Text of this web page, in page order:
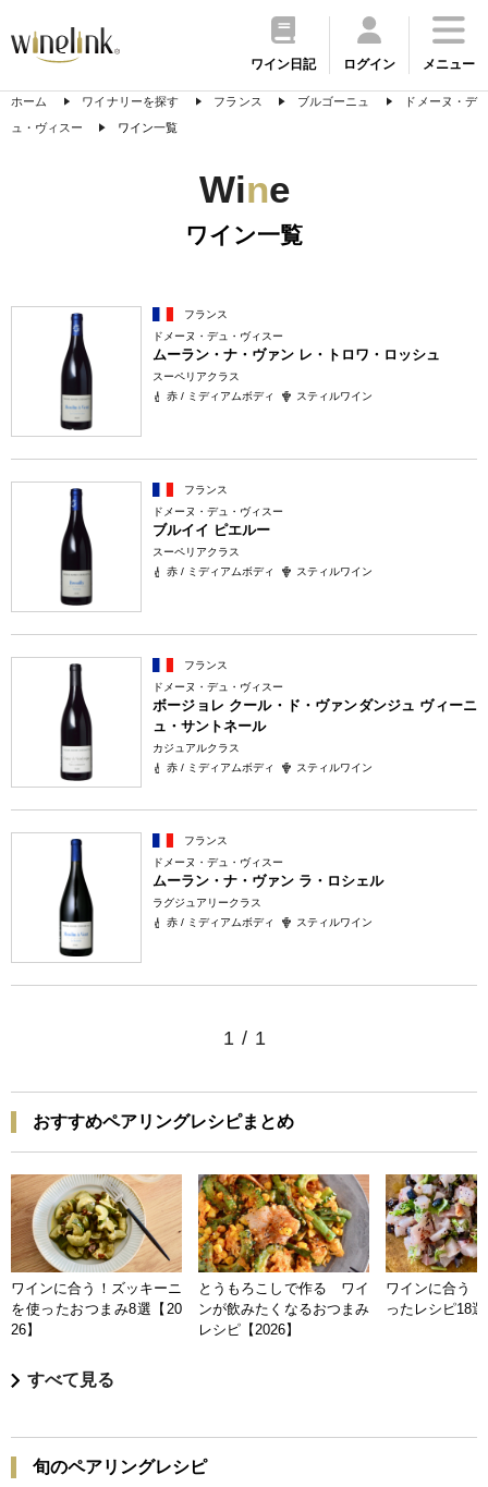
ワイン日記 ログイン メニュー
ホーム ワイナリーを探す フランス ブルゴーニュ
ドメーヌ・デ
ュ・ヴィスー
ワイン一覧
Wine
ワイン一覧
フランス
ドメーヌ・デュ・ヴィスー
ムーラン・ナ・ヴァン レ・トロワ・ロッシュ
スーペリアクラス
赤 / ミディアムボディ
スティルワイン
フランス
ドメーヌ・デュ・ヴィスー
ブルイイ ピエルー
スーペリアクラス
赤 / ミディアムボディ
スティルワイン
フランス
ドメーヌ・デュ・ヴィスー
ボージョレ クール・ド・ヴァンダンジュ ヴィーニ
ュ・サントネール
カジュアルクラス
赤 / ミディアムボディ
スティルワイン
フランス
ドメーヌ・デュ・ヴィスー
ムーラン・ナ・ヴァン ラ・ロシェル
ラグジュアリークラス
赤 / ミディアムボディ
スティルワイン
1 / 1
おすすめペアリングレシピまとめ
ワインに合う！ズッキーニ
を使ったおつまみ8選【20
26】
とうもろこしで作る ワイ
ンが飲みたくなるおつまみ
レシピ【2026】
ワインに合う
ったレシピ18
すべて見る
旬のペアリングレシピ